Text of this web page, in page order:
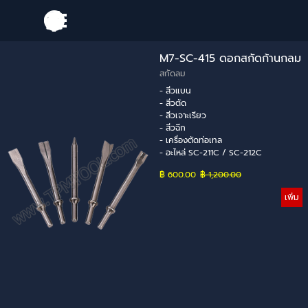
Skip menu
M7-SC-415 ดอกสกัดก้านกลม
สกัดลม
- สิ่วแบน
- สิ่วตัด
- สิ่วเจาะเรียว
- สิ่วฉีก
- เครื่องตัดท่อเทล
- อะไหล่ SC-211C / SC-212C
฿ 600.00 Price without discount
฿ 1,200.00
เพิ่ม